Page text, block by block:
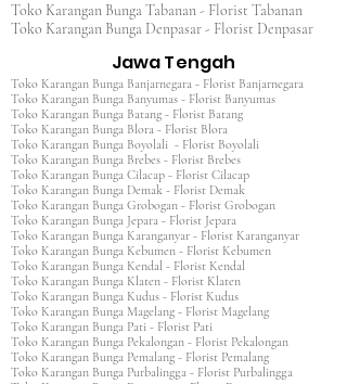
Toko Karangan Bunga Tabanan - Florist Tabanan
Toko Karangan Bunga Denpasar - Florist Denpasar
Jawa Tengah
Toko Karangan Bunga Banjarnegara - Florist Banjarnegara
Toko Karangan Bunga Banyumas - Florist Banyumas
Toko Karangan Bunga Batang - Florist Batang
Toko Karangan Bunga Blora - Florist Blora
Toko Karangan Bunga Boyolali - Florist Boyolali
Toko Karangan Bunga Brebes - Florist Brebes
Toko Karangan Bunga Cilacap - Florist Cilacap
Toko Karangan Bunga Demak - Florist Demak
Toko Karangan Bunga Grobogan - Florist Grobogan
Toko Karangan Bunga Jepara - Florist Jepara
Toko Karangan Bunga Karanganyar - Florist Karanganyar
Toko Karangan Bunga Kebumen - Florist Kebumen
Toko Karangan Bunga Kendal - Florist Kendal
Toko Karangan Bunga Klaten - Florist Klaten
Toko Karangan Bunga Kudus - Florist Kudus
Toko Karangan Bunga Magelang - Florist Magelang
Toko Karangan Bunga Pati - Florist Pati
Toko Karangan Bunga Pekalongan - Florist Pekalongan
Toko Karangan Bunga Pemalang - Florist Pemalang
Toko Karangan Bunga Purbalingga - Florist Purbalingga